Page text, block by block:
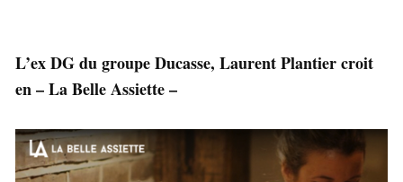
L’ex DG du groupe Ducasse, Laurent Plantier croit
en – La Belle Assiette –